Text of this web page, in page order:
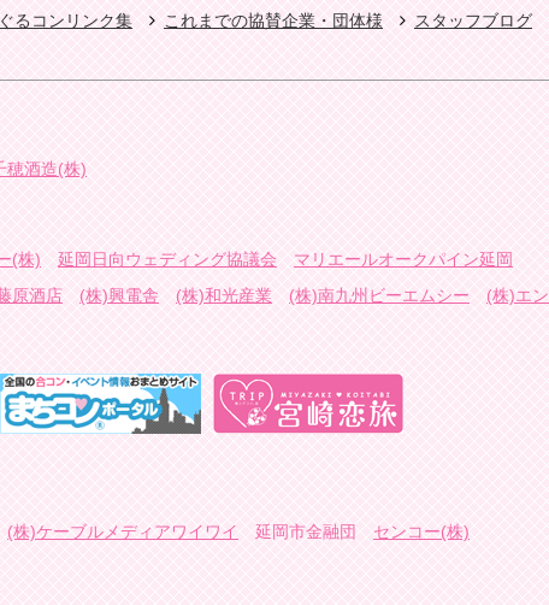
ぐるコンリンク集 これまでの協賛企業・団体様 スタッフブログ
穂酒造(株)
(株) 延岡日向ウェディング協議会
マリエールオークパイン延岡
原酒店 (株)興電舎 (株)和光産業 (株)南九州ビーエムシー
(株)エン
(株)ケーブルメディアワイワイ 延岡市金融団
センコー(株)